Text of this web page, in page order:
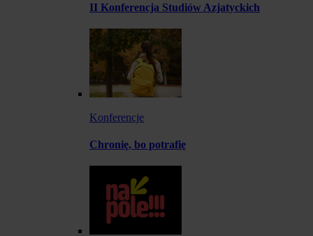
II Konferencja Studiów Azjatyckich
Konferencje
Chronię, bo potrafię